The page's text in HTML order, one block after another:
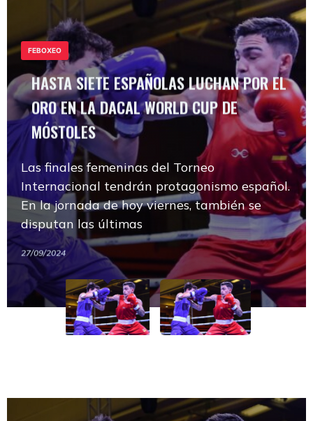
HASTA SIETE ESPAÑOLAS LUCHAN POR EL
ORO EN LA DACAL WORLD CUP DE
MÓSTOLES
Las finales femeninas del Torneo
Internacional tendrán protagonismo español.
En la jornada de hoy viernes, también se
disputan las últimas
27/09/2024
FEBOXEO
HASTA SIETE ESPAÑOLAS LUCHAN POR EL
ORO EN LA DACAL WORLD CUP DE
MÓSTOLES
Las finales femeninas del Torneo
Internacional tendrán protagonismo español.
En la jornada de hoy viernes, también se
disputan las últimas
27/09/2024
HASTA SIETE ESPAÑOLAS LUCHAN POR EL
ORO EN LA DACAL WORLD CUP DE
MÓSTOLES
Las finales femeninas del Torneo
Internacional tendrán protagonismo español.
En la jornada de hoy viernes, también se
disputan las últimas
27/09/2024